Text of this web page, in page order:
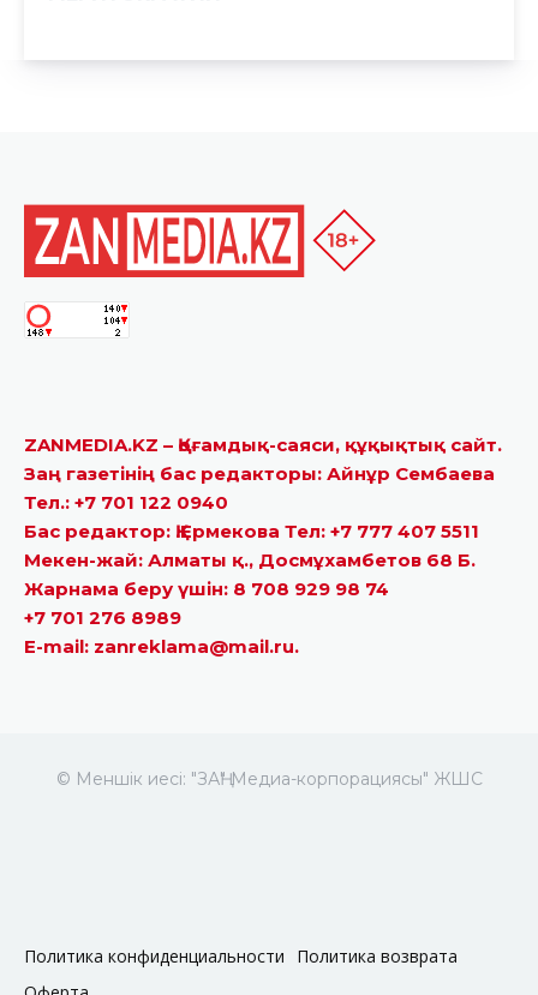
ZANMEDIA.KZ – Қоғамдық-саяси, құқықтық сайт.
Заң газетінің бас редакторы: Айнұр Сембаева
Тел.: +7 701 122 0940
Бас редактор: Қ.Ермекова Тел: +7 777 407 5511
Мекен-жай: Алматы қ., Досмұхамбетов 68 Б.
Жарнама беру үшін: 8 708 929 98 74
+7 701 276 8989
E-mail: zanreklama@mail.ru.
© Меншік иесі: "ЗАҢ" Медиа-корпорациясы" ЖШС
Политика конфиденциальности
Политика возврата